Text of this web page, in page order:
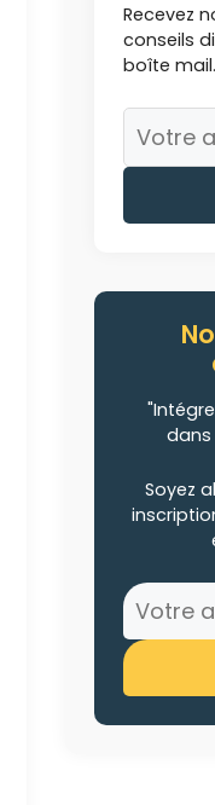
Recevez
conseils
boîte mail.
dans
Soyez